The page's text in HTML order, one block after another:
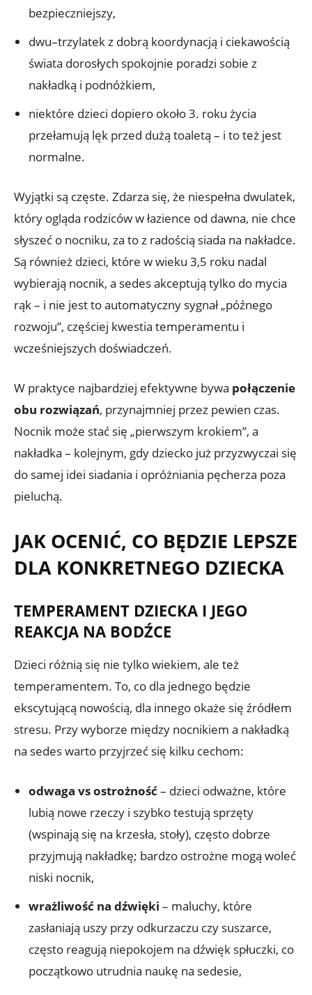
bezpieczniejszy,
dwu–trzylatek z dobrą koordynacją i ciekawością
świata dorosłych spokojnie poradzi sobie z
nakładką i podnóżkiem,
niektóre dzieci dopiero około 3. roku życia
przełamują lęk przed dużą toaletą – i to też jest
normalne.
Wyjątki są częste. Zdarza się, że niespełna dwulatek,
który ogląda rodziców w łazience od dawna, nie chce
słyszeć o nocniku, za to z radością siada na nakładce.
Są również dzieci, które w wieku 3,5 roku nadal
wybierają nocnik, a sedes akceptują tylko do mycia
rąk – i nie jest to automatyczny sygnał „późnego
rozwoju”, częściej kwestia temperamentu i
wcześniejszych doświadczeń.
W praktyce najbardziej efektywne bywa połączenie
obu rozwiązań, przynajmniej przez pewien czas.
Nocnik może stać się „pierwszym krokiem”, a
nakładka – kolejnym, gdy dziecko już przyzwyczai się
do samej idei siadania i opróżniania pęcherza poza
pieluchą.
JAK OCENIĆ, CO BĘDZIE LEPSZE
DLA KONKRETNEGO DZIECKA
TEMPERAMENT DZIECKA I JEGO
REAKCJA NA BODŹCE
Dzieci różnią się nie tylko wiekiem, ale też
temperamentem. To, co dla jednego będzie
ekscytującą nowością, dla innego okaże się źródłem
stresu. Przy wyborze między nocnikiem a nakładką
na sedes warto przyjrzeć się kilku cechom:
odwaga vs ostrożność– dzieci odważne, które
lubią nowe rzeczy i szybko testują sprzęty
(wspinają się na krzesła, stoły), często dobrze
przyjmują nakładkę; bardzo ostrożne mogą woleć
niski nocnik,
wrażliwość na dźwięki – maluchy, które
zasłaniają uszy przy odkurzaczu czy suszarce,
często reagują niepokojem na dźwięk spłuczki, co
początkowo utrudnia naukę na sedesie,